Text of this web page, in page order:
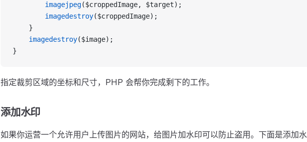
        imagejpeg
($croppedImage, $target);
        imagedestroy
($croppedImage);
    }
    imagedestroy
($image);
}
指定裁剪区域的坐标和尺寸，PHP 会帮你完成剩下的工作。
添加水印
如果你运营一个允许用户上传图片的网站，给图片加水印可以防止盗用。下面是添加